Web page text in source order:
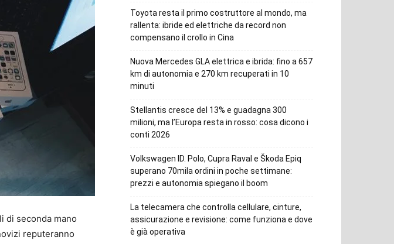
di seconda mano
reputeranno
Toyota resta il primo costruttore al mondo, ma
rallenta: ibride ed elettriche da record non
compensano il crollo in Cina
Nuova Mercedes GLA elettrica e ibrida: fino a 657
km di autonomia e 270 km recuperati in 10
minuti
Stellantis cresce del 13% e guadagna 300
milioni, ma l’Europa resta in rosso: cosa dicono i
conti 2026
Volkswagen ID. Polo, Cupra Raval e Škoda Epiq
superano 70mila ordini in poche settimane:
prezzi e autonomia spiegano il boom
La telecamera che controlla cellulare, cinture,
assicurazione e revisione: come funziona e dove
è già operativa